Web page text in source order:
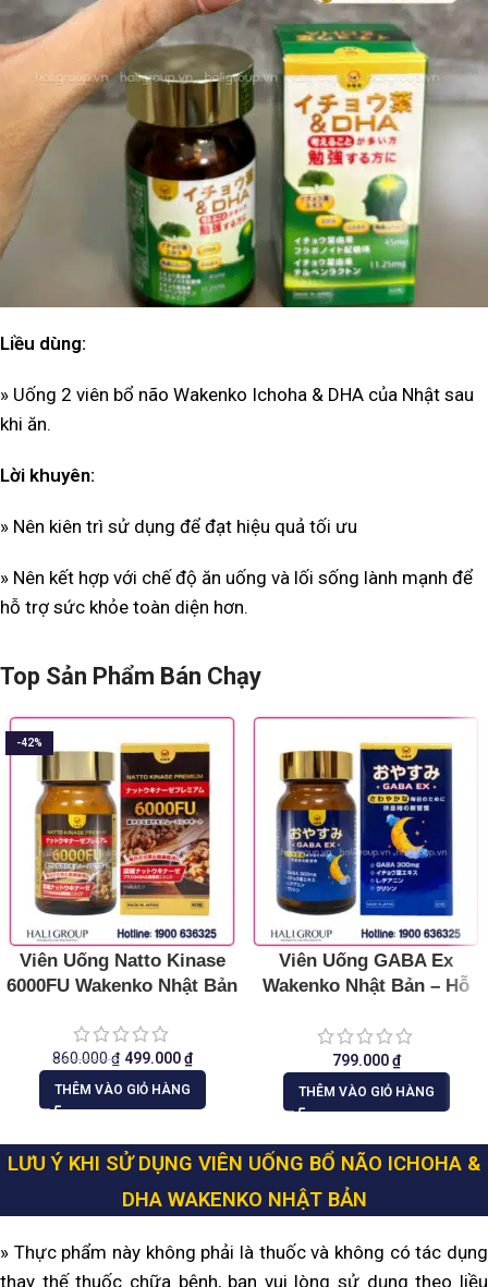
Liều dùng:
» Uống 2 viên bổ não Wakenko Ichoha & DHA của Nhật sau
khi ăn.
Lời khuyên:
» Nên kiên trì sử dụng để đạt hiệu quả tối ưu
» Nên kết hợp với chế độ ăn uống và lối sống lành mạnh để
hỗ trợ sức khỏe toàn diện hơn.
Top Sản Phẩm Bán Chạy
-42%
Viên Uống Natto Kinase
6000FU Wakenko Nhật Bản
860.000₫ 499.000₫
THÊM VÀO GIỎ HÀNG
Viên Uống GABA Ex
Wakenko Nhật Bản – Hỗ
Giảm Stress
799.000₫
THÊM VÀO GIỎ HÀNG
LƯU Ý KHI SỬ DỤNG VIÊN UỐNG BỔ NÃO ICHOHA &
DHA WAKENKO NHẬT BẢN
» Thực phẩm này không phải là thuốc và không có tác dụng
thay thế thuốc chữa bệnh, bạn vui lòng sử dụng theo liều